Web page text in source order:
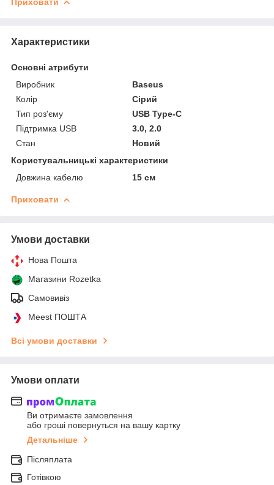
Характеристики
Основні атрибути
Виробник
Baseus
Колір
Сірий
Тип роз'єму
USB Type-C
Підтримка USB
3.0, 2.0
Стан
Новий
Користувальницькі характеристики
Довжина кабелю
15 см
Приховати
Умови доставки
Нова Пошта
Магазини Rozetka
Самовивіз
Meest ПОШТА
Всі умови доставки
Умови оплати
Ви отримаєте замовлення
або гроші повернуться на вашу картку
Детальніше
Післяплата
Готівкою